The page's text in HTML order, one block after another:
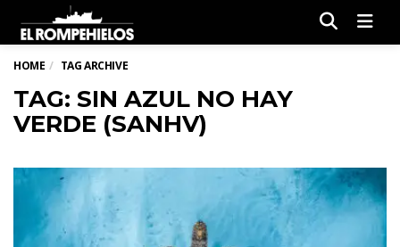
HOME TAG ARCHIVE
TAG: SIN AZUL NO HAY
VERDE (SANHV)